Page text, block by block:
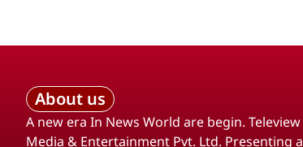
About us
A new era In News World are begin. Teleview
Media & Entertainment Pvt. Ltd. Presenting a